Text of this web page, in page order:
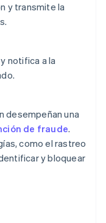
y transmite la
notifica a la
desempeñan una
de fraude.
como el rastreo
y bloquear